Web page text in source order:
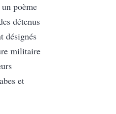
poème
détenus
désignés
militaire
et